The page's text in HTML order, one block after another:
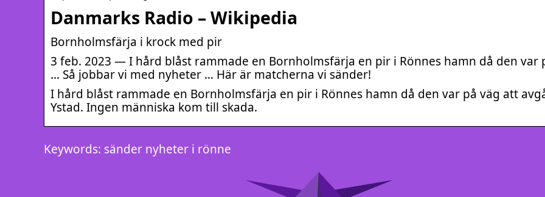
Danmarks Radio – Wikipedia
Bornholmsfärja i krock med pir
3 feb. 2023 — I hård blåst rammade en Bornholmsfärja en pir i Rönnes hamn då den var
… Så jobbar vi med nyheter … Här är matcherna vi sänder!
I hård blåst rammade en Bornholmsfärja en pir i Rönnes hamn då den var på väg att
Ystad. Ingen människa kom till skada.
Keywords: sänder nyheter i rönne